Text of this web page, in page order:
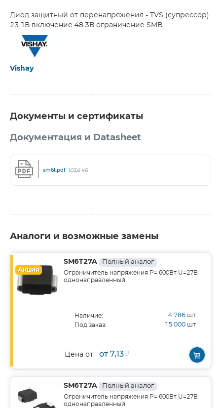
Диод защитный от перенапряжения - TVS (супрессор)
23.1В включение 48.3В ограничение SMB
Vishay
Документы и сертификаты
Документация и Datasheet
sm6t.pdf 103,6 кБ
Аналоги и возможные замены
Акция
SM6T27A Полный аналог
Ограничитель напряжения Р= 600Вт U=27В
однонаправленный
Наличие: 4 786 шт
Под заказ: 15 000 шт
Цена от: от 7,13₽
SM6T27A Полный аналог
Ограничитель напряжения Р= 600Вт U=27В
однонаправленный